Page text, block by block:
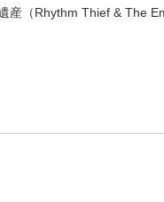
産（Rhythm Thief & The